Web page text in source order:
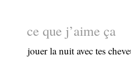
ce que j’aime ça
jouer la nuit avec tes